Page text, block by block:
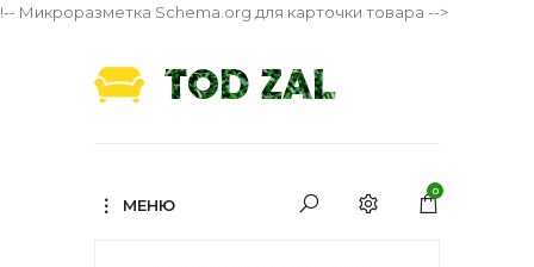
!-- Микроразметка Schema.org для карточки товара -->
МЕНЮ
0